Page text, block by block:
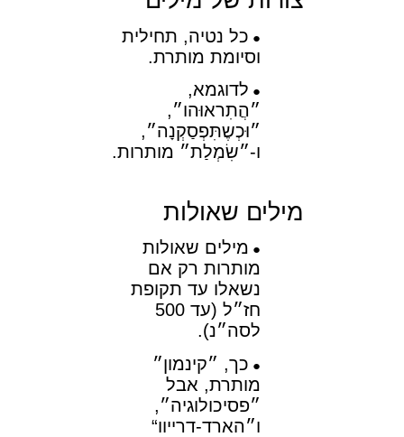
כל נטיה, תחילית
וסיומת מותרת.
לדוגמא,
״הֲתִראוּהו״,
״וּכְשֶתִּפְסַקְנָה״,
ו-״שִׂמְלַת״ מותרות.
מילים שאולות
מילים שאולות
מותרות רק אם
נשאלו עד תקופת
חז״ל (עד 500
לסה״נ).
כך, ״קינמון״
מותרת, אבל
״פסיכולוגיה״,
ו״הארד-דרייוו“